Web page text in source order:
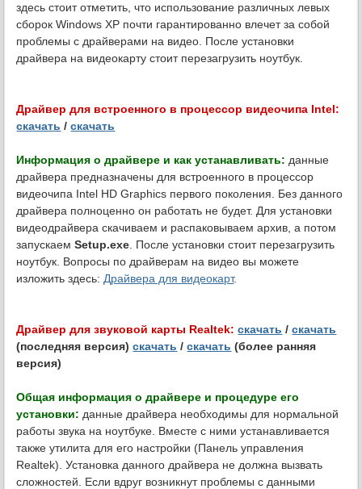
здесь стоит отметить, что использование различных левых
сборок Windows XP почти гарантированно влечет за собой
проблемы с драйверами на видео. После установки
драйвера на видеокарту стоит перезагрузить ноутбук.
Драйвер для встроенного в процессор видеочипа Intel:
скачать /скачать
Информация о драйвере и как устанавливать: данные
драйвера предназначены для встроенного в процессор
видеочипа Intel HD Graphics первого поколения. Без данного
драйвера полноценно он работать не будет. Для установки
видеодрайвера скачиваем и распаковываем архив, а потом
запускаемSetup.exe . После установки стоит перезагрузить
ноутбук. Вопросы по драйверам на видео вы можете
изложить здесь: Драйвера для видеокарт.
Драйвер для звуковой карты Realtek: скачать /скачать
(последняя версия)скачать /скачать (более ранняя
версия)
Общая информация о драйвере и процедуре его
установки: данные драйвера необходимы для нормальной
работы звука на ноутбуке. Вместе с ними устанавливается
также утилита для его настройки (Панель управления
Realtek). Установка данного драйвера не должна вызвать
сложностей. Если вдруг возникнут проблемы с данными